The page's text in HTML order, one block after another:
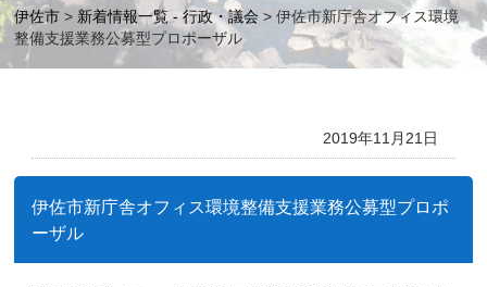
伊佐市 > 新着情報一覧 - 行政・議会 > 伊佐市新庁舎オフィス環境
整備支援業務公募型プロポーザル
2019年11月21日
伊佐市新庁舎オフィス環境整備支援業務公募型プロポ
ーザル